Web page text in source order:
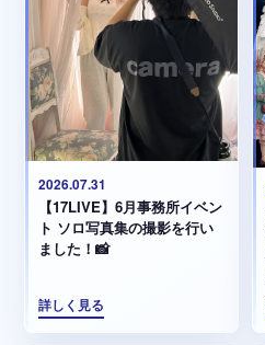
2026.07.31
【17LIVE】6月事務所イベン
ト ソロ写真集の撮影を行い
ました！📸
詳しく見る